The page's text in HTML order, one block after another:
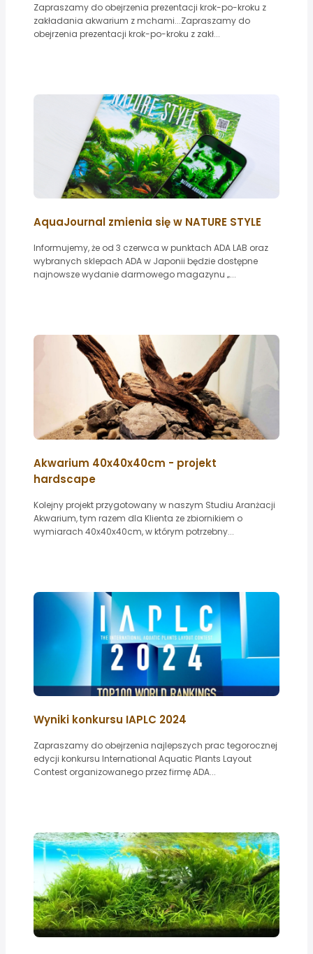
Zapraszamy do obejrzenia prezentacji krok-po-kroku z
zakładania akwarium z mchami...Zapraszamy do
obejrzenia prezentacji krok-po-kroku z zakł...
AquaJournal zmienia się w NATURE STYLE
Informujemy, że od 3 czerwca w punktach ADA LAB oraz
wybranych sklepach ADA w Japonii będzie dostępne
najnowsze wydanie darmowego magazynu „...
Akwarium 40x40x40cm - projekt
hardscape
Kolejny projekt przygotowany w naszym Studiu Aranżacji
Akwarium, tym razem dla Klienta ze zbiornikiem o
wymiarach 40x40x40cm, w którym potrzebny...
Wyniki konkursu IAPLC 2024
Zapraszamy do obejrzenia najlepszych prac tegorocznej
edycji konkursu International Aquatic Plants Layout
Contest organizowanego przez firmę ADA...